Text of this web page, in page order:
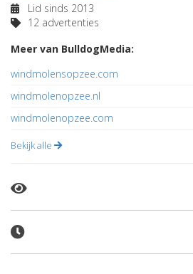
Lid sinds 2013
12 advertenties
Meer van BulldogMedia:
windmolensopzee.com
windmolenopzee.nl
windmolenopzee.com
Bekijk alle